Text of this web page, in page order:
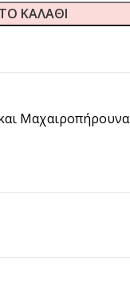
ΚΑΛΆΘΙ
Μαχαιροπήρουνα